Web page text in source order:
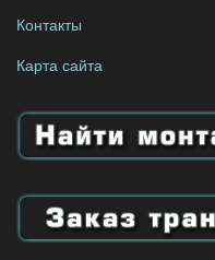
Контакты
Карта сайта